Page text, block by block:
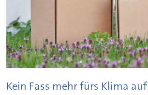
Kein Fass mehr fürs Klima